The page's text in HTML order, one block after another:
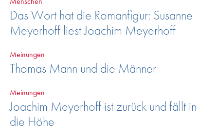
Das Wort hat die Romanfigur: Susanne
Meyerhoff liest Joachim Meyerhoff
Meinungen
Thomas Mann und die Männer
Meinungen
Joachim Meyerhoff ist zurück und fällt in
die Höhe